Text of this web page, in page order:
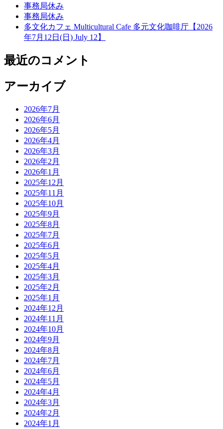
事務局休み
事務局休み
多文化カフェ Multicultural Cafe 多元文化咖啡厅【2026
年7月12日(日) July 12】
最近のコメント
アーカイブ
2026年7月
2026年6月
2026年5月
2026年4月
2026年3月
2026年2月
2026年1月
2025年12月
2025年11月
2025年10月
2025年9月
2025年8月
2025年7月
2025年6月
2025年5月
2025年4月
2025年3月
2025年2月
2025年1月
2024年12月
2024年11月
2024年10月
2024年9月
2024年8月
2024年7月
2024年6月
2024年5月
2024年4月
2024年3月
2024年2月
2024年1月